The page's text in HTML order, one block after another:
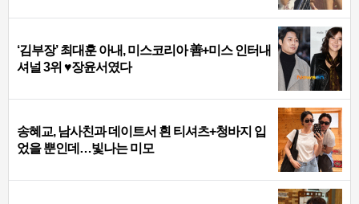
‘김부장’ 최대훈 아내, 미스코리아 善+미스 인터내
셔널 3위 ♥장윤서였다
송혜교, 남사친과 데이트서 흰 티셔츠+청바지 입
었을 뿐인데…빛나는 미모